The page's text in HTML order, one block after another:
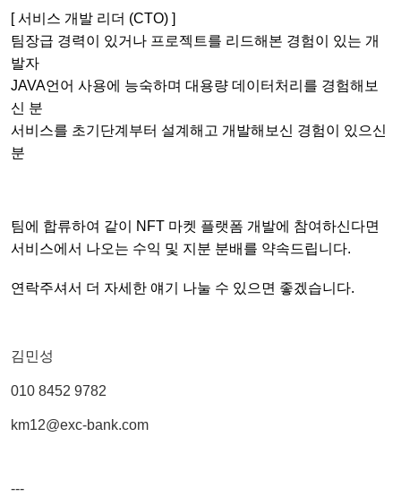
[ 서비스 개발 리더 (CTO) ]
팀장급 경력이 있거나 프로젝트를 리드해본 경험이 있는 개
발자
JAVA언어 사용에 능숙하며 대용량 데이터처리를 경험해보
신 분
서비스를 초기단계부터 설계해고 개발해보신 경험이 있으신
분
팀에 합류하여 같이 NFT 마켓 플랫폼 개발에 참여하신다면
서비스에서 나오는 수익 및 지분 분배를 약속드립니다.
연락주셔서 더 자세한 얘기 나눌 수 있으면 좋겠습니다.
김민성
010 8452 9782
km12@exc-bank.com
---